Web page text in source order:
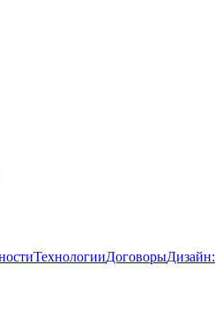
ТехнологииДоговорыДизайн: